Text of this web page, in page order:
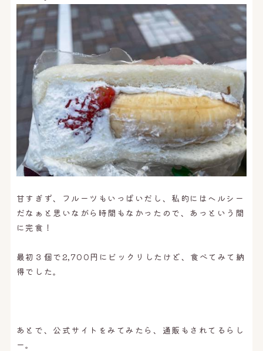
甘すぎず、フルーツもいっぱいだし、私的にはヘルシー
だなぁと思いながら時間もなかったので、あっという間
に完食！
最初３個で2,700円にビックリしたけど、食べてみて納
得でした。
あとで、公式サイトをみてみたら、通販もされてるらし
ー。